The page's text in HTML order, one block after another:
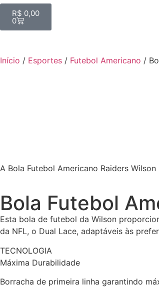
R$ 0,00
0
Início / Esportes / Futebol Americano /
A Bola Futebol Americano Raiders
Bola Futebol
Esta bola de futebol da Wilson
da NFL, o Dual Lace, adaptáveis às
TECNOLOGIA
Máxima Durabilidade
Borracha de primeira linha garantindo